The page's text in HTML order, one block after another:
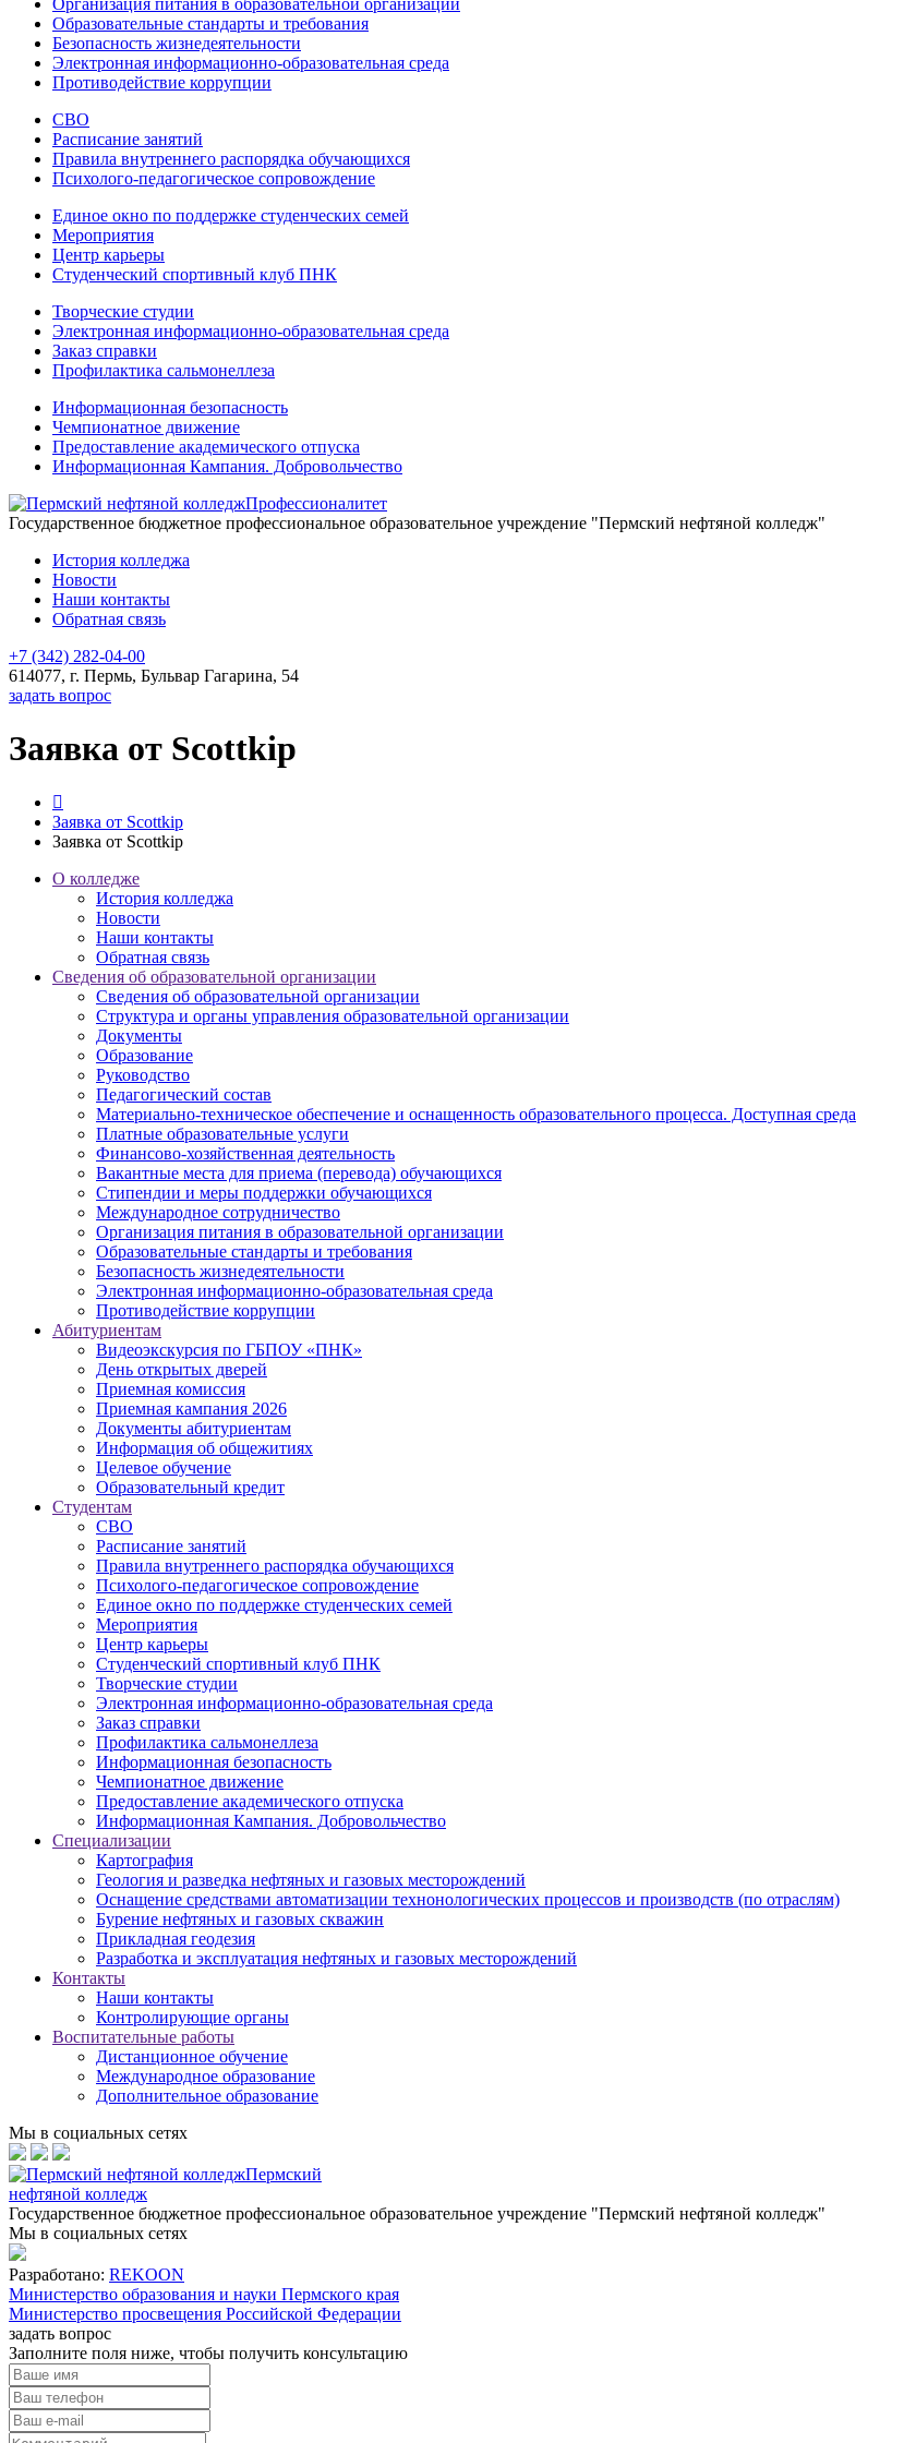
Организация питания в образовательной организации
Образовательные стандарты и требования
Безопасность жизнедеятельности
Электронная информационно-образовательная среда
Противодействие коррупции
СВО
Расписание занятий
Правила внутреннего распорядка обучающихся
Психолого-педагогическое сопровождение
Единое окно по поддержке студенческих семей
Мероприятия
Центр карьеры
Студенческий спортивный клуб ПНК
Творческие студии
Электронная информационно-образовательная среда
Заказ справки
Профилактика сальмонеллеза
Информационная безопасность
Чемпионатное движение
Предоставление академического отпуска
Информационная Кампания. Добровольчество
Профессионалитет
Государственное бюджетное профессиональное образовательное учреждение "Пермский нефтяной колледж"
История колледжа
Новости
Наши контакты
Обратная связь
+7 (342) 282-04-00
614077, г. Пермь, Бульвар Гагарина, 54
задать вопрос
Заявка от Scottkip
Заявка от Scottkip
Заявка от Scottkip
О колледже
История колледжа
Новости
Наши контакты
Обратная связь
Сведения об образовательной организации
Сведения об образовательной организации
Структура и органы управления образовательной организации
Документы
Образование
Руководство
Педагогический состав
Материально-техническое обеспечение и оснащенность образовательного процесса. Доступная среда
Платные образовательные услуги
Финансово-хозяйственная деятельность
Вакантные места для приема (перевода) обучающихся
Стипендии и меры поддержки обучающихся
Международное сотрудничество
Организация питания в образовательной организации
Образовательные стандарты и требования
Безопасность жизнедеятельности
Электронная информационно-образовательная среда
Противодействие коррупции
Абитуриентам
Видеоэкскурсия по ГБПОУ «ПНК»
День открытых дверей
Приемная комиссия
Приемная кампания 2026
Дoкументы абитуриентам
Информация об общежитиях
Целевое обучение
Образовательный кредит
Студентам
СВО
Расписание занятий
Правила внутреннего распорядка обучающихся
Психолого-педагогическое сопровождение
Единое окно по поддержке студенческих семей
Мероприятия
Центр карьеры
Студенческий спортивный клуб ПНК
Творческие студии
Электронная информационно-образовательная среда
Заказ справки
Профилактика сальмонеллеза
Информационная безопасность
Чемпионатное движение
Предоставление академического отпуска
Информационная Кампания. Добровольчество
Специализации
Картография
Геология и разведка нефтяных и газовых месторождений
Оснащение средствами автоматизации технонологических процессов и производств (по отраслям)
Бурение нефтяных и газовых скважин
Прикладная геодезия
Разработка и эксплуатация нефтяных и газовых месторождений
Контакты
Наши контакты
Контролирующие органы
Воспитательные работы
Дистанционное обучение
Международное образование
Дополнительное образование
Мы в социальных сетях
Пермский
нефтяной колледж
Государственное бюджетное профессиональное образовательное учреждение "Пермский нефтяной колледж"
Мы в социальных сетях
Разработано: REKOON
Министерство образования и науки Пермского края
Министерство просвещения Российской Федерации
задать вопрос
Заполните поля ниже, чтобы получить консультацию